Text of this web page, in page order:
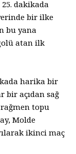
dakikada
bir ilke
bu yana
atan ilk
harika bir
bir açıdan sağ
topu
Molde
ikinci maç